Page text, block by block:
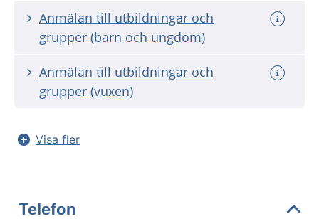
Anmälan till utbildningar och
grupper (barn och ungdom)
Anmälan till utbildningar och
grupper (vuxen)
Visa fler
Telefon